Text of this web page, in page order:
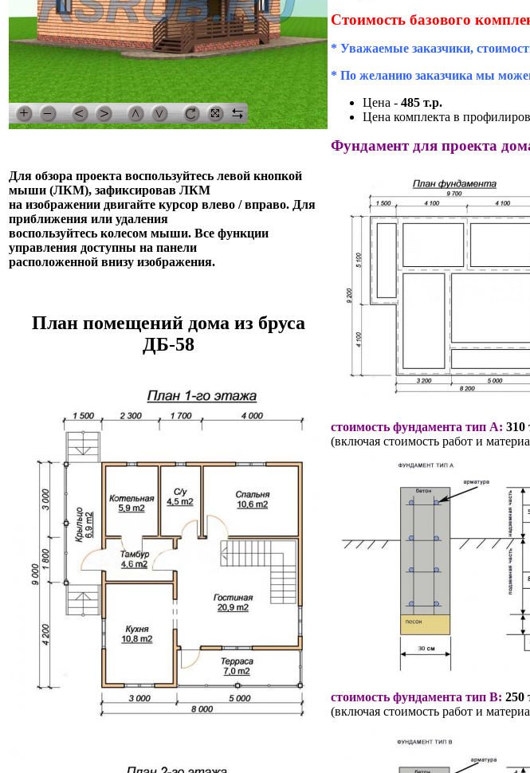
Для обзора проекта воспользуйтесь левой кнопкой
мыши (ЛКМ), зафиксировав ЛКМ
на изображении двигайте курсор влево / вправо. Для
приближения или удаления
воспользуйтесь колесом мыши. Все функции
управления доступны на панели
расположенной внизу изображения.
План помещений дома из бруса
ДБ-58
Стоимость базового
* Уважаемые заказчики,
* По желанию заказчика мы
Цена - 485 т.р.
Цена комплекта в
Фундамент для проекта
стоимость фундамента тип А: 310
(включая стоимость работ и
стоимость фундамента тип В: 250
(включая стоимость работ и